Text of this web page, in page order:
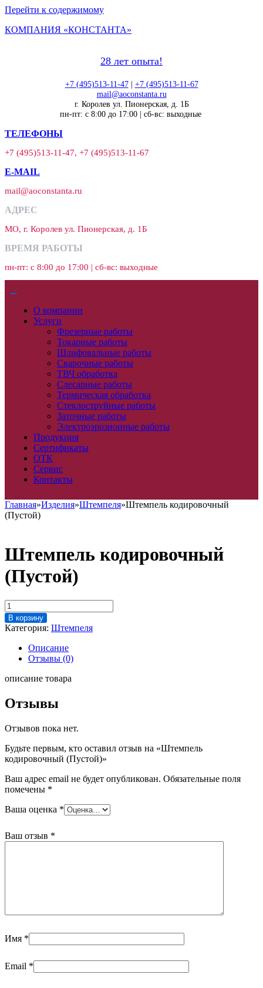
Перейти к содержимому
КОМПАНИЯ «КОНСТАНТА»
28 лет опыта!
+7 (495)513-11-47| +7 (495)513-11-67
mail@aoconstanta.ru
г. Королев ул. Пионерская, д. 1Б
пн-пт: с 8:00 до 17:00 | сб-вс: выходные
ТЕЛЕФОНЫ
+7 (495)513-11-47, +7 (495)513-11-67
E-MAIL
mail@aoconstanta.ru
АДРЕС
МО, г. Королев ул. Пионерская, д. 1Б
ВРЕМЯ РАБОТЫ
пн-пт: с 8:00 до 17:00 | сб-вс: выходные
О компании
Услуги
Фрезерные работы
Токарные работы
Шлифовальные работы
Сварочные работы
ТВЧ обработка
Слесарные работы
Термическая обработка
Стеклоструйные работы
Заточные работы
Электроэрозионные работы
Продукция
Сертификаты
ОТК
Сервис
Контакты
Главная»Изделия»Штемпеля»Штемпель кодировочный
(Пустой)
Штемпель кодировочный
(Пустой)
Количество
товара
Штемпель
кодировочный
(Пустой)
В корзину
Категория: Штемпеля
Описание
Отзывы (0)
описание товара
Отзывы
Отзывов пока нет.
Будьте первым, кто оставил отзыв на «Штемпель
кодировочный (Пустой)»
Ваш адрес email не будет опубликован. Обязательные поля
помечены *
Ваша оценка *
Ваш отзыв *
Имя *
Email *